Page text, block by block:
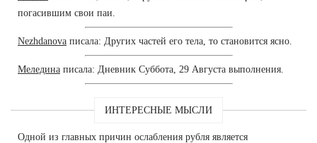
погасившим свои паи.
Nezhdanova писала: Других частей его тела, то становится ясно.
Меледина писала: Дневник Суббота, 29 Августа выполнения.
ИНТЕРЕСНЫЕ МЫСЛИ
Одной из главных причин ослабления рубля является